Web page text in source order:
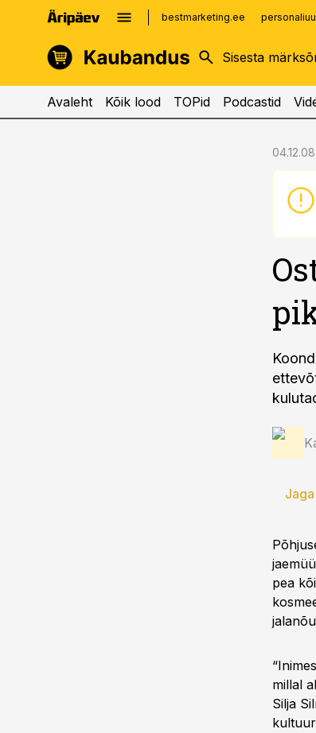
bestmarketing.ee
kinnisvarauudised.ee
logistikauudised.ee
imelineajalugu.ee
Avaleht Kõik lood TOPid Podcastid
Jaga
pea
millal
Silja